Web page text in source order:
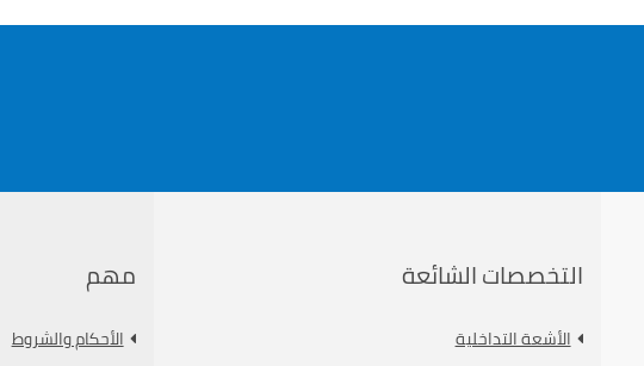
التخصصات الشائعة
الأشعة التداخلية
مهم
الأحكام والشروط